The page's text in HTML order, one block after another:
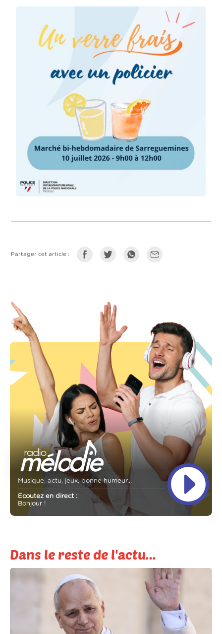
Partager cet article :
Musique, actu, jeux, bonne humeur...
Ecoutez en direct :
Bonjour !
Dans le reste de l'actu...